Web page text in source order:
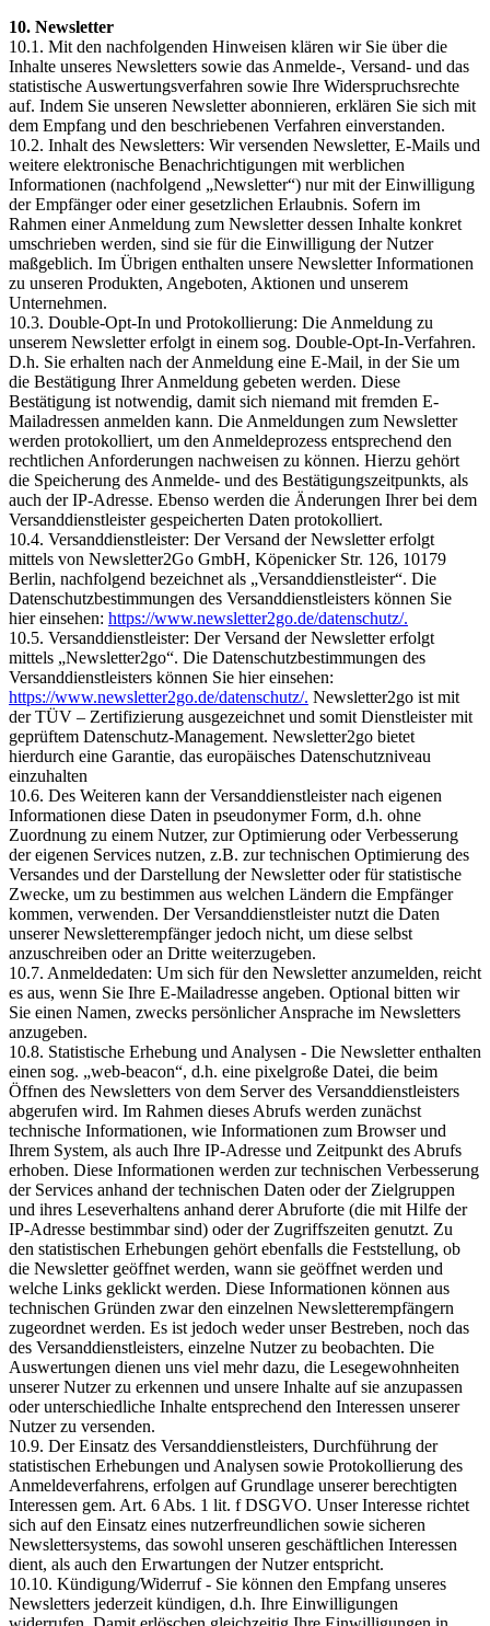
10. Newsletter
10.1. Mit den nachfolgenden Hinweisen klären wir Sie über die
Inhalte unseres Newsletters sowie das Anmelde-, Versand- und das
statistische Auswertungsverfahren sowie Ihre Widerspruchsrechte
auf. Indem Sie unseren Newsletter abonnieren, erklären Sie sich mit
dem Empfang und den beschriebenen Verfahren einverstanden.
10.2. Inhalt des Newsletters: Wir versenden Newsletter, E-Mails und
weitere elektronische Benachrichtigungen mit werblichen
Informationen (nachfolgend „Newsletter“) nur mit der Einwilligung
der Empfänger oder einer gesetzlichen Erlaubnis. Sofern im
Rahmen einer Anmeldung zum Newsletter dessen Inhalte konkret
umschrieben werden, sind sie für die Einwilligung der Nutzer
maßgeblich. Im Übrigen enthalten unsere Newsletter Informationen
zu unseren Produkten, Angeboten, Aktionen und unserem
Unternehmen.
10.3. Double-Opt-In und Protokollierung: Die Anmeldung zu
unserem Newsletter erfolgt in einem sog. Double-Opt-In-Verfahren.
D.h. Sie erhalten nach der Anmeldung eine E-Mail, in der Sie um
die Bestätigung Ihrer Anmeldung gebeten werden. Diese
Bestätigung ist notwendig, damit sich niemand mit fremden E-
Mailadressen anmelden kann. Die Anmeldungen zum Newsletter
werden protokolliert, um den Anmeldeprozess entsprechend den
rechtlichen Anforderungen nachweisen zu können. Hierzu gehört
die Speicherung des Anmelde- und des Bestätigungszeitpunkts, als
auch der IP-Adresse. Ebenso werden die Änderungen Ihrer bei dem
Versanddienstleister gespeicherten Daten protokolliert.
10.4. Versanddienstleister: Der Versand der Newsletter erfolgt
mittels von Newsletter2Go GmbH, Köpenicker Str. 126, 10179
Berlin, nachfolgend bezeichnet als „Versanddienstleister“. Die
Datenschutzbestimmungen des Versanddienstleisters können Sie
hier einsehen: https://www.newsletter2go.de/datenschutz/.
10.5. Versanddienstleister: Der Versand der Newsletter erfolgt
mittels „Newsletter2go“. Die Datenschutzbestimmungen des
Versanddienstleisters können Sie hier einsehen:
https://www.newsletter2go.de/datenschutz/. Newsletter2go ist mit
der TÜV – Zertifizierung ausgezeichnet und somit Dienstleister mit
geprüftem Datenschutz-Management. Newsletter2go bietet
hierdurch eine Garantie, das europäisches Datenschutzniveau
einzuhalten
10.6. Des Weiteren kann der Versanddienstleister nach eigenen
Informationen diese Daten in pseudonymer Form, d.h. ohne
Zuordnung zu einem Nutzer, zur Optimierung oder Verbesserung
der eigenen Services nutzen, z.B. zur technischen Optimierung des
Versandes und der Darstellung der Newsletter oder für statistische
Zwecke, um zu bestimmen aus welchen Ländern die Empfänger
kommen, verwenden. Der Versanddienstleister nutzt die Daten
unserer Newsletterempfänger jedoch nicht, um diese selbst
anzuschreiben oder an Dritte weiterzugeben.
10.7. Anmeldedaten: Um sich für den Newsletter anzumelden, reicht
es aus, wenn Sie Ihre E-Mailadresse angeben. Optional bitten wir
Sie einen Namen, zwecks persönlicher Ansprache im Newsletters
anzugeben.
10.8. Statistische Erhebung und Analysen - Die Newsletter enthalten
einen sog. „web-beacon“, d.h. eine pixelgroße Datei, die beim
Öffnen des Newsletters von dem Server des Versanddienstleisters
abgerufen wird. Im Rahmen dieses Abrufs werden zunächst
technische Informationen, wie Informationen zum Browser und
Ihrem System, als auch Ihre IP-Adresse und Zeitpunkt des Abrufs
erhoben. Diese Informationen werden zur technischen Verbesserung
der Services anhand der technischen Daten oder der Zielgruppen
und ihres Leseverhaltens anhand derer Abruforte (die mit Hilfe der
IP-Adresse bestimmbar sind) oder der Zugriffszeiten genutzt. Zu
den statistischen Erhebungen gehört ebenfalls die Feststellung, ob
die Newsletter geöffnet werden, wann sie geöffnet werden und
welche Links geklickt werden. Diese Informationen können aus
technischen Gründen zwar den einzelnen Newsletterempfängern
zugeordnet werden. Es ist jedoch weder unser Bestreben, noch das
des Versanddienstleisters, einzelne Nutzer zu beobachten. Die
Auswertungen dienen uns viel mehr dazu, die Lesegewohnheiten
unserer Nutzer zu erkennen und unsere Inhalte auf sie anzupassen
oder unterschiedliche Inhalte entsprechend den Interessen unserer
Nutzer zu versenden.
10.9. Der Einsatz des Versanddienstleisters, Durchführung der
statistischen Erhebungen und Analysen sowie Protokollierung des
Anmeldeverfahrens, erfolgen auf Grundlage unserer berechtigten
Interessen gem. Art. 6 Abs. 1 lit. f DSGVO. Unser Interesse richtet
sich auf den Einsatz eines nutzerfreundlichen sowie sicheren
Newslettersystems, das sowohl unseren geschäftlichen Interessen
dient, als auch den Erwartungen der Nutzer entspricht.
10.10. Kündigung/Widerruf - Sie können den Empfang unseres
Newsletters jederzeit kündigen, d.h. Ihre Einwilligungen